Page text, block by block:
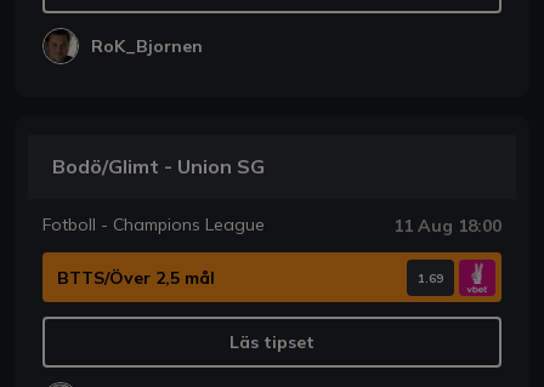
RoK_Bjornen
Bodö/Glimt - Union SG
Fotboll - Champions League 11 Aug 18:00
BTTS/Över 2,5 mål 1.69
Läs tipset